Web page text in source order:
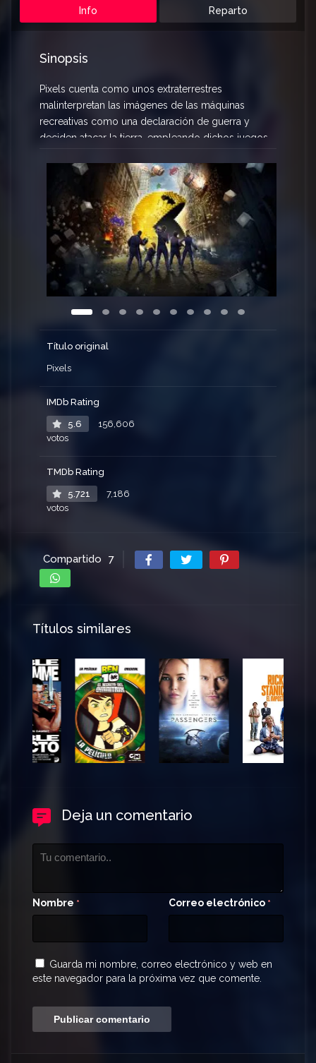
Info Reparto
Sinopsis
Pixels cuenta como unos extraterrestres
malinterpretan las imágenes de las máquinas
recreativas como una declaración de guerra y
deciden atacar la tierra, empleando dichos juegos
EEUU, Will Cooper (Kevin James), recurre
entonces a su gran amigo de la infancia y
campeón de las maquinitas de los años 80, Sam
Brenner (Adam Sandler), quien actualmente trabaja
como instalador de sistemas de home cinema,
para encabezar un equipo de expertos jugadores
de su época (Dinklage y Gad) cuya misión será
derrotar a los extraterrestres y salvar al planeta.
Monaghan interpreta al experto en armas del
equipo.
Título original
Pixels
IMDb Rating
5.6
156,606
votos
TMDb Rating
5.721
7,186
votos
Compartido 7
Títulos similares
Deja un comentario
Nombre * Correo electrónico *
Guarda mi nombre, correo electrónico y web en
este navegador para la próxima vez que comente.